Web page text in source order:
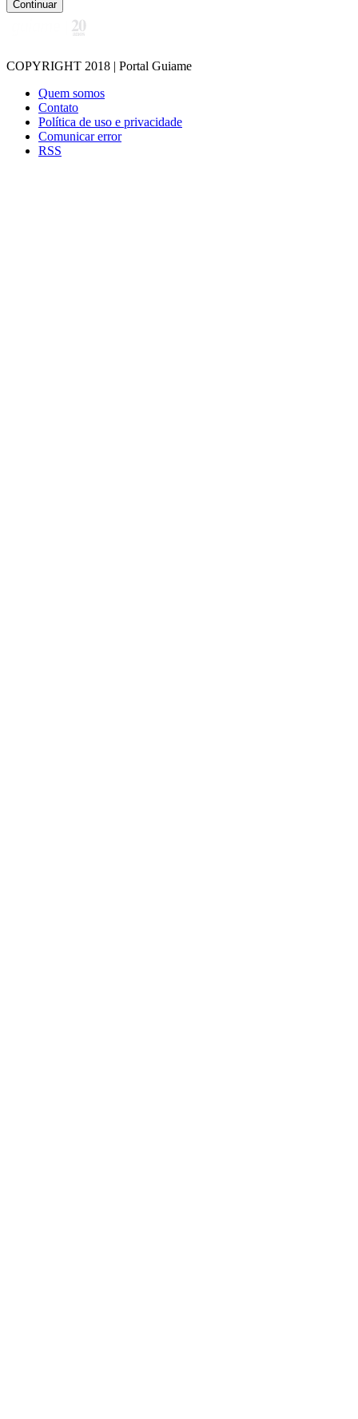
Continuar
COPYRIGHT 2018 | Portal Guiame
Quem somos
Contato
Política de uso e privacidade
Comunicar error
RSS